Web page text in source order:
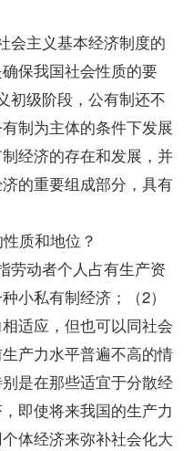
主义基本经济制度的
保我国社会性质的要
初级阶段，公有制还不
制为主体的条件下发展
经济的存在和发展，并
的重要组成部分，具有
质和地位？
动者个人占有生产资
小私有制经济；（2）
适应，但也可以同社会
产力水平普遍不高的情
是在那些适宜于分散经
即使将来我国的生产力
体经济来弥补社会化大